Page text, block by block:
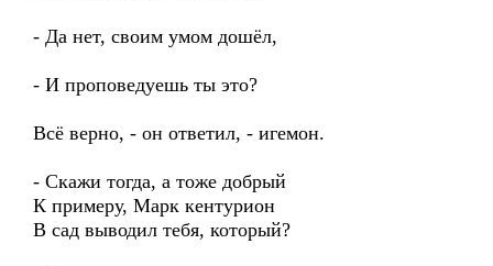
- Да нет, своим умом дошёл,
- И проповедуешь ты это?
Всё верно, - он ответил, - игемон.
- Скажи тогда, а тоже добрый
К примеру, Марк кентурион
В сад выводил тебя, который?